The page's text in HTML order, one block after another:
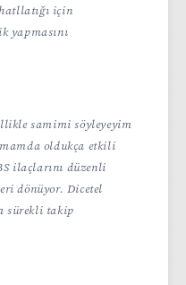
için
yapmasını
samimi söyleyeyim
oldukça etkili
ilaçlarını düzenli
dönüyor. Dicetel
sürekli takip